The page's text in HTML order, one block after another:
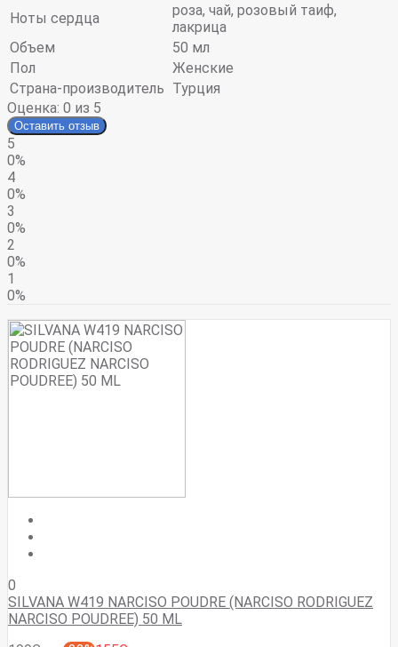
Ноты сердца
роза, чай, розовый таиф,
лакрица
Объем
50 мл
Пол
Женские
Страна-производитель Турция
Оценка: 0 из 5
Оставить отзыв
5
0%
4
0%
3
0%
2
0%
1
0%
0
SILVANA W419 NARCISO POUDRE (NARCISO RODRIGUEZ
NARCISO POUDREE) 50 ML